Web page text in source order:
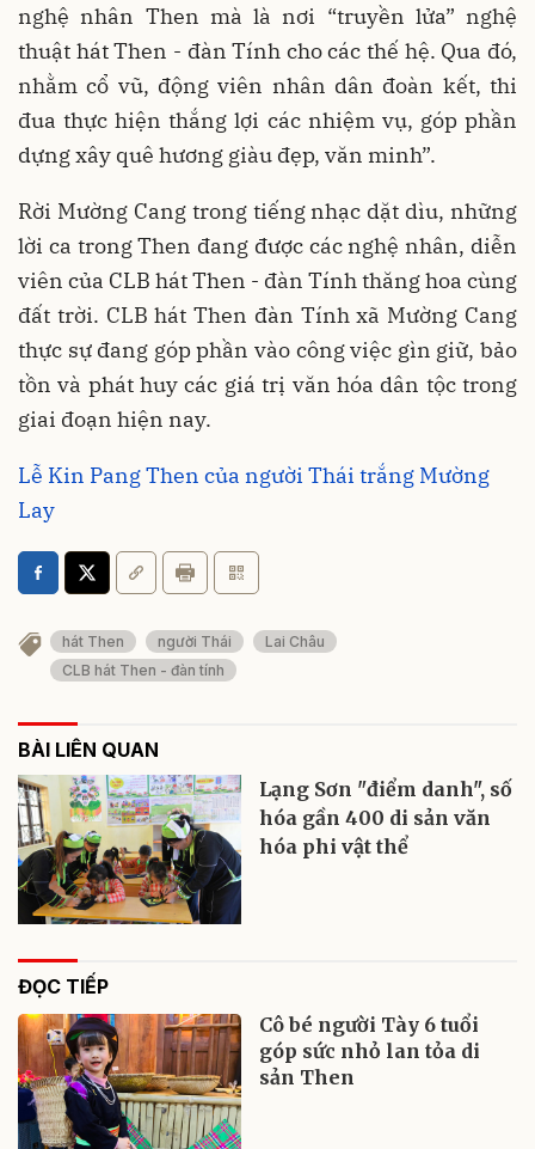
nghệ nhân Then mà là nơi “truyền lửa” nghệ
thuật hát Then - đàn Tính cho các thế hệ. Qua đó,
nhằm cổ vũ, động viên nhân dân đoàn kết, thi
đua thực hiện thắng lợi các nhiệm vụ, góp phần
dựng xây quê hương giàu đẹp, văn minh”.
Rời Mường Cang trong tiếng nhạc dặt dìu, những
lời ca trong Then đang được các nghệ nhân, diễn
viên của CLB hát Then - đàn Tính thăng hoa cùng
đất trời. CLB hát Then đàn Tính xã Mường Cang
thực sự đang góp phần vào công việc gìn giữ, bảo
tồn và phát huy các giá trị văn hóa dân tộc trong
giai đoạn hiện nay.
Lễ Kin Pang Then của người Thái trắng Mường
Lay
hát Then người Thái
Lai Châu
CLB hát Then - đàn tính
BÀI LIÊN QUAN
Lạng Sơn "điểm danh", số
hóa gần 400 di sản văn
hóa phi vật thể
ĐỌC TIẾP
Cô bé người Tày 6 tuổi
góp sức nhỏ lan tỏa di
sản Then